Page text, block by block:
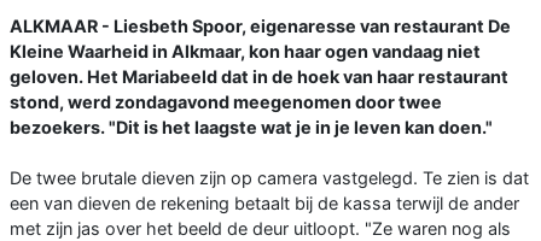
ALKMAAR - Liesbeth Spoor, eigenaresse van restaurant De
Kleine Waarheid in Alkmaar, kon haar ogen vandaag niet
geloven. Het Mariabeeld dat in de hoek van haar restaurant
stond, werd zondagavond meegenomen door twee
bezoekers. "Dit is het laagste wat je in je leven kan doen."
De twee brutale dieven zijn op camera vastgelegd. Te zien is dat
een van dieven de rekening betaalt bij de kassa terwijl de ander
met zijn jas over het beeld de deur uitloopt. "Ze waren nog als